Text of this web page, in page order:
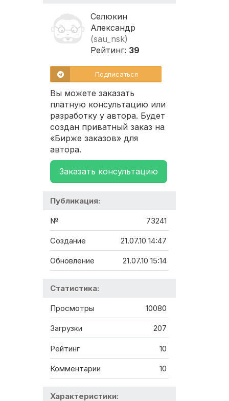
Селюкин
Александр
(sau_nsk)
Рейтинг: 39
Подписаться
Вы можете заказать
платную консультацию или
разработку у автора. Будет
создан приватный заказ на
«Бирже заказов» для
автора.
Заказать консультацию
Публикация:
№ 73241
Создание 21.07.10 14:47
Обновление 21.07.10 15:14
Статистика:
Просмотры 10080
Загрузки 207
Рейтинг 10
Комментарии 10
Характеристики: